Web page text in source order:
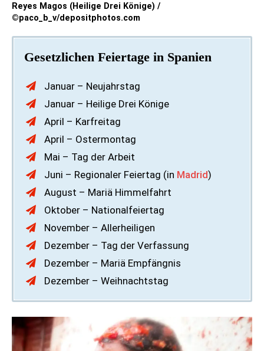
Reyes Magos (Heilige Drei Könige) /
©paco_b_v/depositphotos.com
Gesetzlichen Feiertage in Spanien
Januar – Neujahrstag
Januar – Heilige Drei Könige
April – Karfreitag
April – Ostermontag
Mai – Tag der Arbeit
Juni – Regionaler Feiertag (in Madrid)
August – Mariä Himmelfahrt
Oktober – Nationalfeiertag
November – Allerheiligen
Dezember – Tag der Verfassung
Dezember – Mariä Empfängnis
Dezember – Weihnachtstag